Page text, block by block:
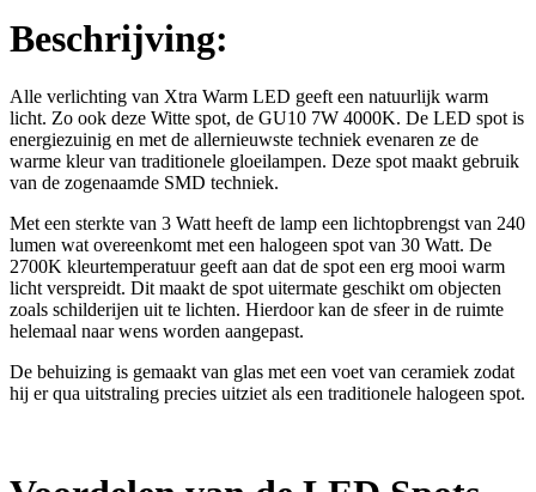
Beschrijving:
Alle verlichting van Xtra Warm LED geeft een natuurlijk warm
licht. Zo ook deze Witte spot, de GU10 7W 4000K. De LED spot is
energiezuinig en met de allernieuwste techniek evenaren ze de
warme kleur van traditionele gloeilampen. Deze spot maakt gebruik
van de zogenaamde SMD techniek.
Met een sterkte van 3 Watt heeft de lamp een lichtopbrengst van 240
lumen wat overeenkomt met een halogeen spot van 30 Watt. De
2700K kleurtemperatuur geeft aan dat de spot een erg mooi warm
licht verspreidt. Dit maakt de spot uitermate geschikt om objecten
zoals schilderijen uit te lichten. Hierdoor kan de sfeer in de ruimte
helemaal naar wens worden aangepast.
De behuizing is gemaakt van glas met een voet van ceramiek zodat
hij er qua uitstraling precies uitziet als een traditionele halogeen spot.